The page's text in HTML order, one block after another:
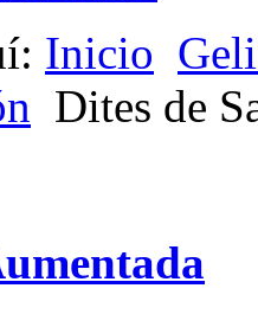
Inicio
Dites de